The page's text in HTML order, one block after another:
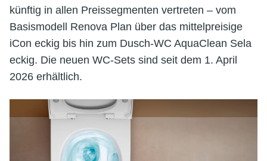
künftig in allen Preissegmenten vertreten – vom
Basismodell Renova Plan über das mittelpreisige
iCon eckig bis hin zum Dusch-WC AquaClean Sela
eckig. Die neuen WC-Sets sind seit dem 1. April
2026 erhältlich.